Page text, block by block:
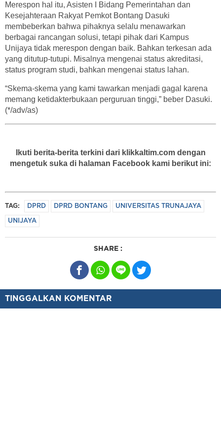
Merespon hal itu, Asisten I Bidang Pemerintahan dan
Kesejahteraan Rakyat Pemkot Bontang Dasuki
membeberkan bahwa pihaknya selalu menawarkan
berbagai rancangan solusi, tetapi pihak dari Kampus
Unijaya tidak merespon dengan baik. Bahkan terkesan ada
yang ditutup-tutupi. Misalnya mengenai status akreditasi,
status program studi, bahkan mengenai status lahan.
“Skema-skema yang kami tawarkan menjadi gagal karena
memang ketidakterbukaan perguruan tinggi,” beber Dasuki.
(*/adv/as)
Ikuti berita-berita terkini dari klikkaltim.com dengan
mengetuk suka di halaman Facebook kami berikut ini:
TAG: DPRD DPRD BONTANG UNIVERSITAS TRUNAJAYA
UNIJAYA
SHARE :
TINGGALKAN KOMENTAR